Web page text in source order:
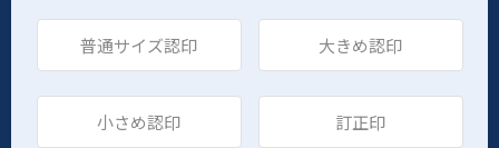
普通サイズ認印 大きめ認印
小さめ認印 訂正印